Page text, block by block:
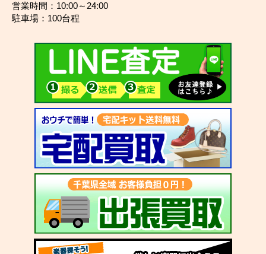
営業時間：10:00～24:00
駐車場：100台程